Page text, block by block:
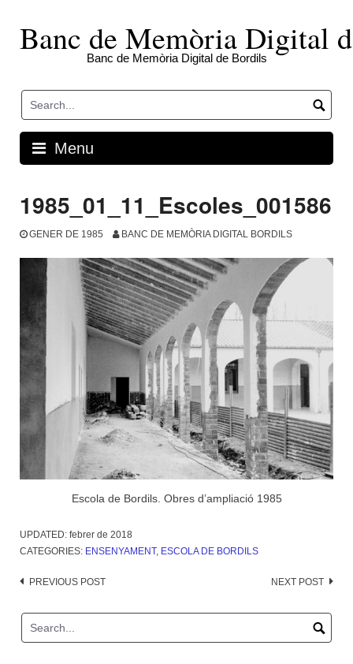
contentBanc de Memòria Digital
Banc de Memòria Digital de Bordils
Menu
1985_01_11_Escoles_001586
GENER DE 1985 BANC DE MEMÒRIA DIGITAL BORDILS
Escola de Bordils. Obres d’ampliació 1985
UPDATED: febrer de 2018
CATEGORIES: ENSENYAMENT, ESCOLA DE BORDILS
Post
PREVIOUS POST NEXT POST